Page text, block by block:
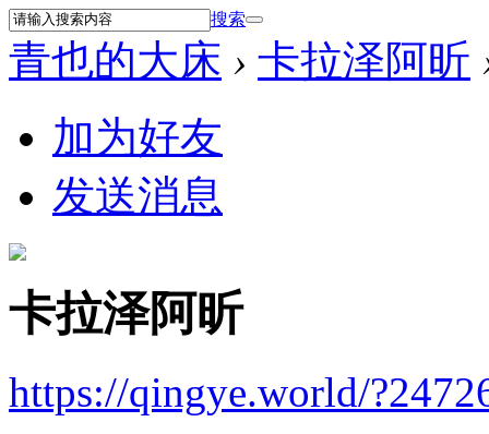
搜索
青也的大床 › 卡拉泽阿昕
加为好友
发送消息
卡拉泽阿昕
https://qingye.world/